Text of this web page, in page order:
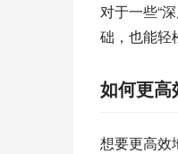
对于一些“
础，也能轻
如何更高
想要更高效